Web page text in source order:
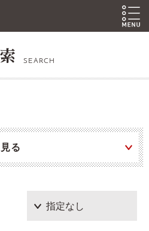
SEARCH
る